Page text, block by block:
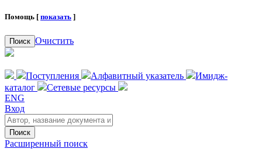
Помощь [ показать ]
Поиск Очистить
Поступления Алфавитный указатель
Имидж-
каталог
Сетевые ресурсы
ENG
Вход
Поиск
Расширенный поиск